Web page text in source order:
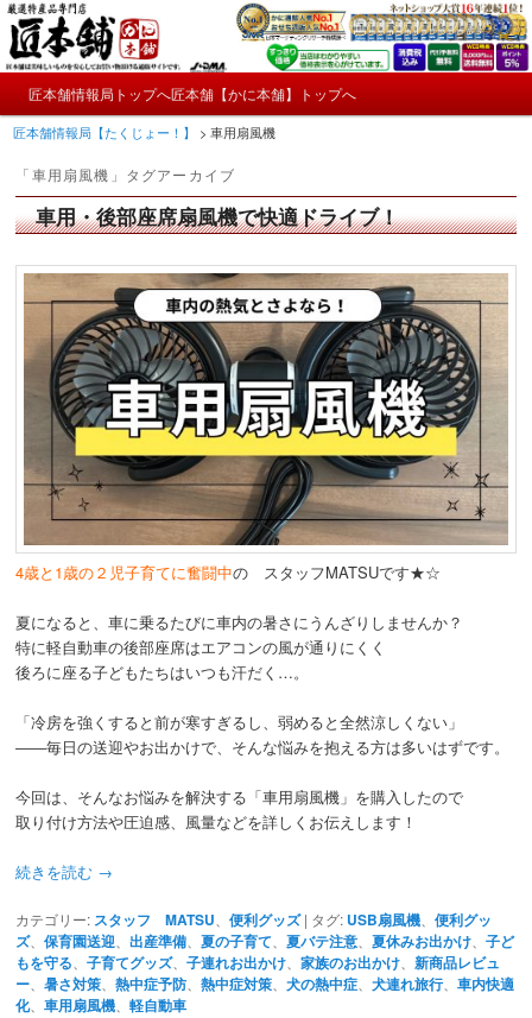
メ
イ
ン
ン
テ
サ
ブ
コ
テ
ン
匠本舗情報局【たくじょー！】
かにやおせちについてのおもしろ情報や興味深い記事をお届けします。
ン
メ
イ
ン
コ
ン
ン
ツ
へ
動
サ
ブ
コ
ン
テ
ツ
へ
移
匠本舗情報局トップへ匠本舗【かに本舗】トップへ
匠本舗情報局【たくじょー！】 >車用扇風機
「車用扇風機 」タグアーカイブ
車用・後部座席扇風機で快適ドライブ！
4歳と1歳の２児子育てに奮闘中の スタッフMATSUです★☆
夏になると、車に乗るたびに車内の暑さにうんざりしませんか？
特に軽自動車の後部座席はエアコンの風が通りにくく
後ろに座る子どもたちはいつも汗だく…。
「冷房を強くすると前が寒すぎるし、弱めると全然涼しくない」
――毎日の送迎やお出かけで、そんな悩みを抱える方は多いはずです。
今回は、そんなお悩みを解決する「車用扇風機 」を購入したので
取り付け方法や圧迫感、風量などを詳しくお伝えします！
続きを読む →
カテゴリー: スタッフ MATSU 、便利グッズ | タグ: USB扇風機 、便利グッ
ズ、保育園送迎 、出産準備 、夏の子育て 、夏バテ注意 、夏休みお出かけ 、子ど
もを守る 、子育てグッズ、子連れお出かけ 、家族のお出かけ 、新商品レビュ
ー 、暑さ対策 、熱中症予防 、熱中症対策 、犬の熱中症 、犬連れ旅行、車内快適
化、車用扇風機 、軽自動車